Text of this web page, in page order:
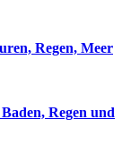
Regen, Meer
Regen und